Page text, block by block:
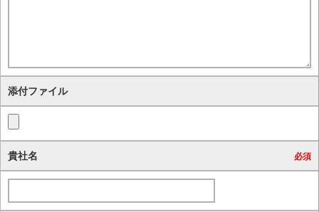
添付ファイル
貴社名 必須